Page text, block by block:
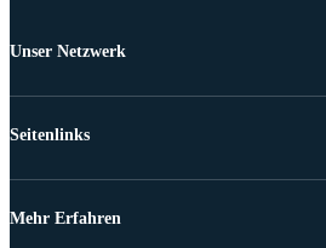
Unser Netzwerk
Seitenlinks
Mehr Erfahren